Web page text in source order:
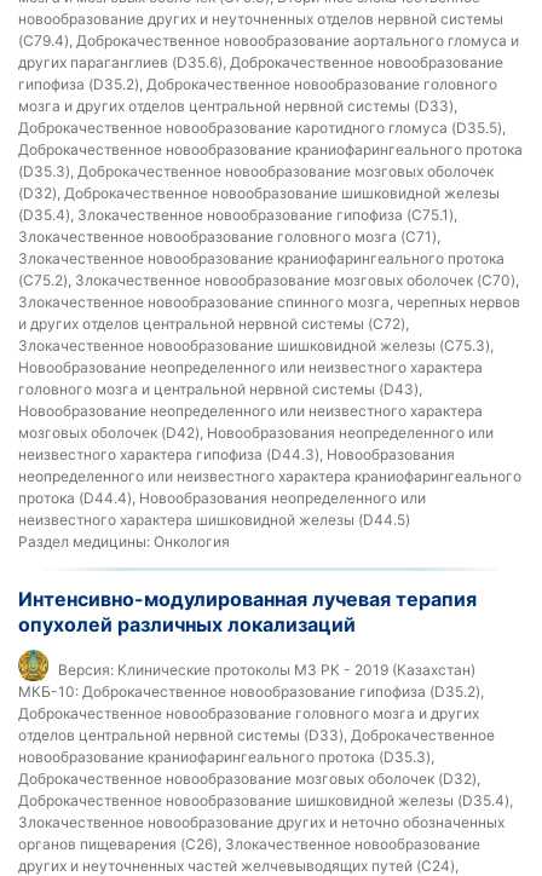
новообразование других и неуточненных отделов нервной системы
(C79.4), Доброкачественное новообразование аортального гломуса и
других параганглиев (D35.6), Доброкачественное новообразование
гипофиза (D35.2), Доброкачественное новообразование головного
мозга и других отделов центральной нервной системы (D33),
Доброкачественное новообразование каротидного гломуса (D35.5),
Доброкачественное новообразование краниофарингеального протока
(D35.3), Доброкачественное новообразование мозговых оболочек
(D32), Доброкачественное новообразование шишковидной железы
(D35.4), Злокачественное новообразование гипофиза (C75.1),
Злокачественное новообразование головного мозга (C71),
Злокачественное новообразование краниофарингеального протока
(C75.2), Злокачественное новообразование мозговых оболочек (C70),
Злокачественное новообразование спинного мозга, черепных нервов
и других отделов центральной нервной системы (C72),
Злокачественное новообразование шишковидной железы (C75.3),
Новообразование неопределенного или неизвестного характера
головного мозга и центральной нервной системы (D43),
Новообразование неопределенного или неизвестного характера
мозговых оболочек (D42), Новообразования неопределенного или
неизвестного характера гипофиза (D44.3), Новообразования
неопределенного или неизвестного характера краниофарингеального
протока (D44.4), Новообразования неопределенного или
неизвестного характера шишковидной железы (D44.5)
Раздел медицины: Онкология
Интенсивно-модулированная лучевая терапия
опухолей различных локализаций
Версия: Клинические протоколы МЗ РК - 2019 (Казахстан)
МКБ-10: Доброкачественное новообразование гипофиза (D35.2),
Доброкачественное новообразование головного мозга и других
отделов центральной нервной системы (D33), Доброкачественное
новообразование краниофарингеального протока (D35.3),
Доброкачественное новообразование мозговых оболочек (D32),
Доброкачественное новообразование шишковидной железы (D35.4),
Злокачественное новообразование других и неточно обозначенных
органов пищеварения (C26), Злокачественное новообразование
других и неуточненных частей желчевыводящих путей (C24),